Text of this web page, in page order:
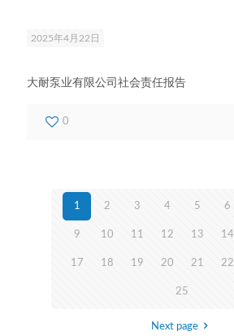
2025年4月22日
大耐泵业有限公司社会责任报告
0
1 2 3 4 5 6
9 10 11 12 13 14
17 18 19 20 21 22
25
Next page